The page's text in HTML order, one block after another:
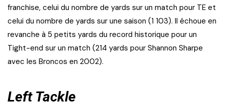
franchise, celui du nombre de yards sur un match pour TE et
celui du nombre de yards sur une saison (1 103). Il échoue en
revanche à 5 petits yards du record historique pour un
Tight-end sur un match (214 yards pour Shannon Sharpe
avec les Broncos en 2002).
Left Tackle